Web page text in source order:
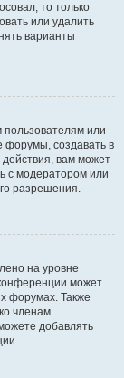
то только
или удалить
варианты
или
форумы, создавать в
вам может
с модератором или
разрешения.
на уровне
может
форумах. Также
членам
добавлять